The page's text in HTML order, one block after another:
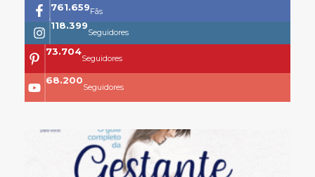
761.659Fãs
118.399
Seguidores
73.704
Seguidores
68.200
Seguidores